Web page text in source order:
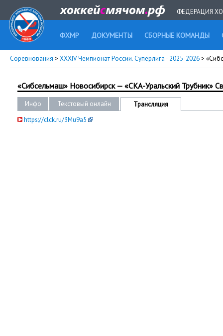
ФЕДЕРАЦИЯ
ФХМР ДОКУМЕНТЫ СБОРНЫЕ КОМАНДЫ
Соревнования > XXXIV Чемпионат России. Суперлига - 2025-2026>
«Сибсельмаш» Новосибирск — «СКА-Уральский Трубник»
Инфо Текстовый онлайн
Трансляция
https://clck.ru/3Mu9a5